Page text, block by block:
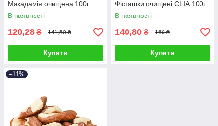
Макадамія очищена 100г
В наявності
120,28 ₴ 141,50 ₴
Купити
Фісташки очищені США 100г
В наявності
140,80 ₴ 160 ₴
Купити
–11%